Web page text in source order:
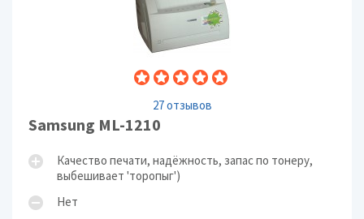
27 отзывов
Samsung ML-1210
Качество печати, надёжность, запас по тонеру,
выбешивает 'торопыг')
Нет